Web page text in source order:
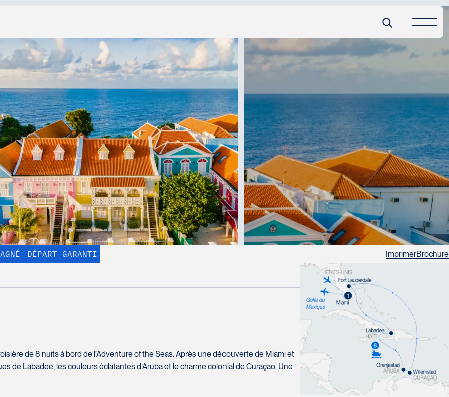
jours
nuits
4 899 $*
DÉPART GARANTI ImprimerBrochure
de 8 nuits à bord de l’Adventure of the Seas. Après une découverte de Miami et
de Labadee, les couleurs éclatantes d’Aruba et le charme colonial de Curaçao. Une
test
10 jours
9 nuits
24 repas
4 899 $*